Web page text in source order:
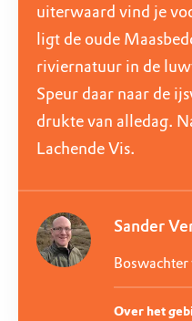
uiterwaard vind je
ligt de oude
riviernatuur in de
Speur daar naar de
drukte van alledag.
Lachende Vis.
Sander
Boswachter
Over het